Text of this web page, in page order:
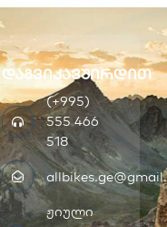
დაგვიკავშირდით
(+995)
555 466
518
ჟიული